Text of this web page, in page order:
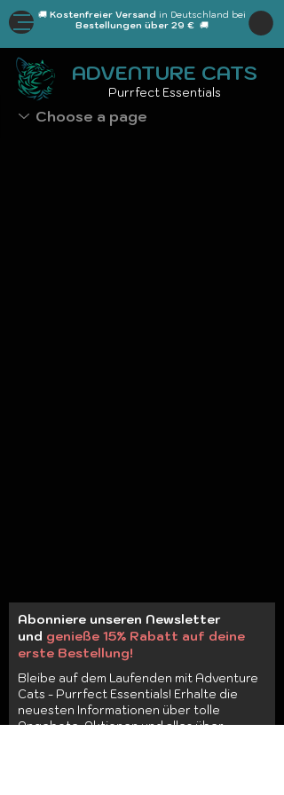
ADVENTURE CATS
Purrfect Essentials
🚚 Kostenfreier Versand in Deutschland bei
Bestellungen über 29 €🚚
Abonniere unseren Newsletter
und genieße 15% Rabatt auf deine
erste Bestellung!
Bleibe auf dem Laufenden mit Adventure
Cats - Purrfect Essentials! Erhalte die
neuesten Informationen über tolle
Angebote, Aktionen und alles über